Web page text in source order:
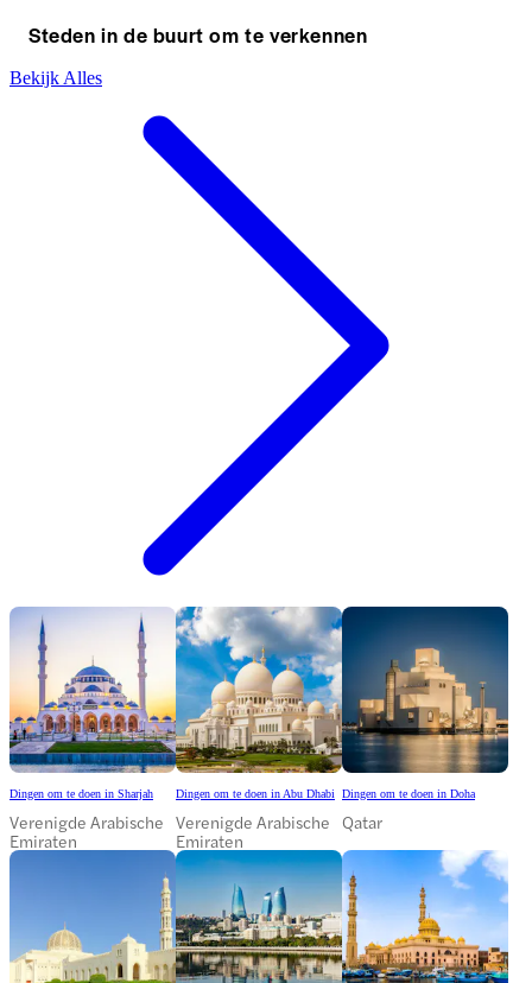
Steden in de buurt om te verkennen
Bekijk Alles
Dingen om te doen in Sharjah
Verenigde Arabische
Emiraten
Dingen om te doen in Abu Dhabi
Verenigde Arabische
Emiraten
Dingen om te doen in Doha
Qatar